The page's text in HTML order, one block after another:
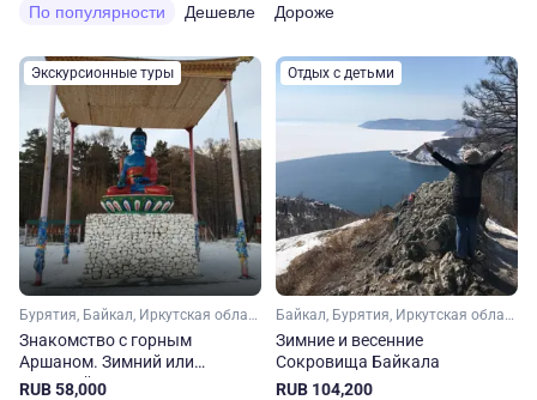
По популярности Дешевле Дороже
Экскурсионные туры
Бурятия, Байкал, Иркутская область
Знакомство с горным
Аршаном. Зимний или
весенний тур
RUB 58,000
Отдых с детьми
Байкал, Бурятия, Иркутская область
Зимние и весенние
Сокровища Байкала
RUB 104,200